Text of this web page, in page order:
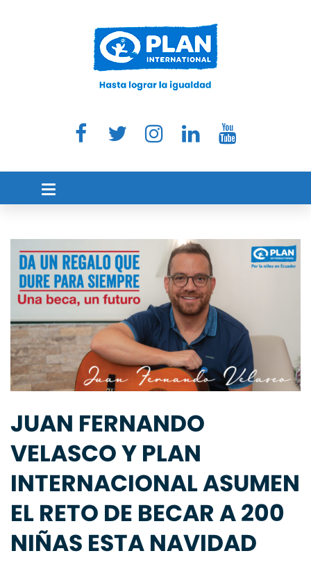
JUAN FERNANDO
VELASCO Y PLAN
INTERNACIONAL ASUMEN
EL RETO DE BECAR A 200
NIÑAS ESTA NAVIDAD